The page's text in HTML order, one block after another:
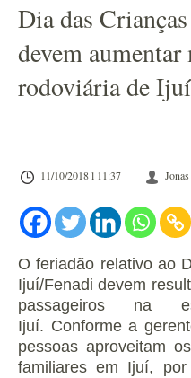
Dia das
devem
rodoviária de Ijuí
11/10/2018 l 11:37
O feriadão relativo ao
Ijuí/Fenadi devem
passageiros na
Ijuí. Conforme a
pessoas aproveitam
familiares em Ijuí,